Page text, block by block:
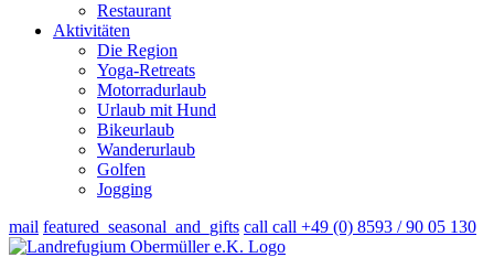
Restaurant
Aktivitäten
Die Region
Yoga-Retreats
Motorradurlaub
Urlaub mit Hund
Bikeurlaub
Wanderurlaub
Golfen
Jogging
mail featured_seasonal_and_gifts call call +49 (0) 8593 / 90 05 130